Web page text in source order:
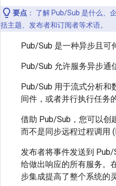
要点 ：
了解 Pub/Sub 是什么、
括主题、发布者和订阅者等术语。
Pub/Sub 是一种异步且可
Pub/Sub 允许服务异步通
Pub/Sub 用于流式分析和
间件，或者并行执行任务
借助 Pub/Sub，您可以创
而不是同步远程过程调用
发布者将事件发送到
给做出响应的所有服务。
步集成提高了整个系统的